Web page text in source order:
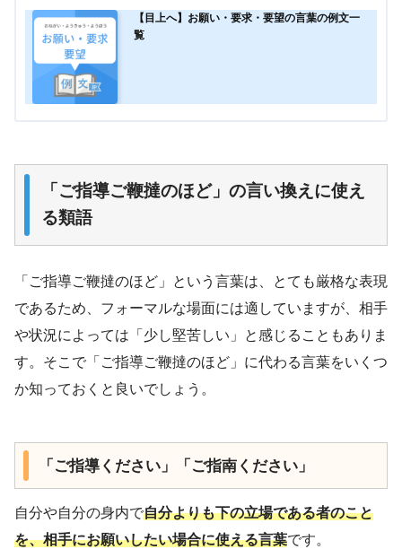
【目上へ】お願い・要求・要望の言葉の例文一
覧
「ご指導ご鞭撻のほど」の言い換えに使え
る類語
「ご指導ご鞭撻のほど」という言葉は、とても厳格な表現
であるため、フォーマルな場面には適していますが、相手
や状況によっては「少し堅苦しい」と感じることもありま
す。そこで「ご指導ご鞭撻のほど」に代わる言葉をいくつ
か知っておくと良いでしょう。
「ご指導ください」「ご指南ください」
自分や自分の身内で自分よりも下の立場である者のこと
を、相手にお願いしたい場合に使える言葉です。